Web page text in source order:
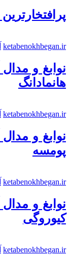
ketabenokhbegan.ir
نوابغ و
هانمادانگ
ketabenokhbegan.ir
نوابغ و
پومسه
ketabenokhbegan.ir
نوابغ و
کیوروگی
ketabenokhbegan.ir